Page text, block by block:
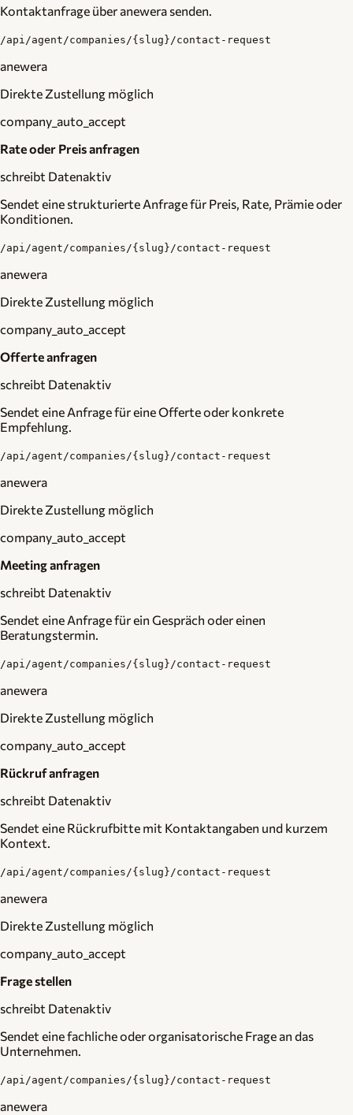
Kontaktanfrage über anewera senden.
/api/agent/companies/{slug}/contact-request
anewera
Direkte Zustellung möglich
company_auto_accept
Rate oder Preis anfragen
schreibt Datenaktiv
Sendet eine strukturierte Anfrage für Preis, Rate, Prämie oder
Konditionen.
/api/agent/companies/{slug}/contact-request
anewera
Direkte Zustellung möglich
company_auto_accept
Offerte anfragen
schreibt Datenaktiv
Sendet eine Anfrage für eine Offerte oder konkrete
Empfehlung.
/api/agent/companies/{slug}/contact-request
anewera
Direkte Zustellung möglich
company_auto_accept
Meeting anfragen
schreibt Datenaktiv
Sendet eine Anfrage für ein Gespräch oder einen
Beratungstermin.
/api/agent/companies/{slug}/contact-request
anewera
Direkte Zustellung möglich
company_auto_accept
Rückruf anfragen
schreibt Datenaktiv
Sendet eine Rückrufbitte mit Kontaktangaben und kurzem
Kontext.
/api/agent/companies/{slug}/contact-request
anewera
Direkte Zustellung möglich
company_auto_accept
Frage stellen
schreibt Datenaktiv
Sendet eine fachliche oder organisatorische Frage an das
Unternehmen.
/api/agent/companies/{slug}/contact-request
anewera